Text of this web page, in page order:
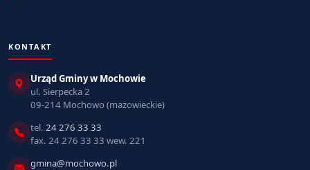
KONTAKT
Urząd Gminy w Mochowie
ul. Sierpecka 2
09-214 Mochowo (mazowieckie)
tel. 24 276 33 33
fax. 24 276 33 33 wew. 221
gmina@mochowo.pl